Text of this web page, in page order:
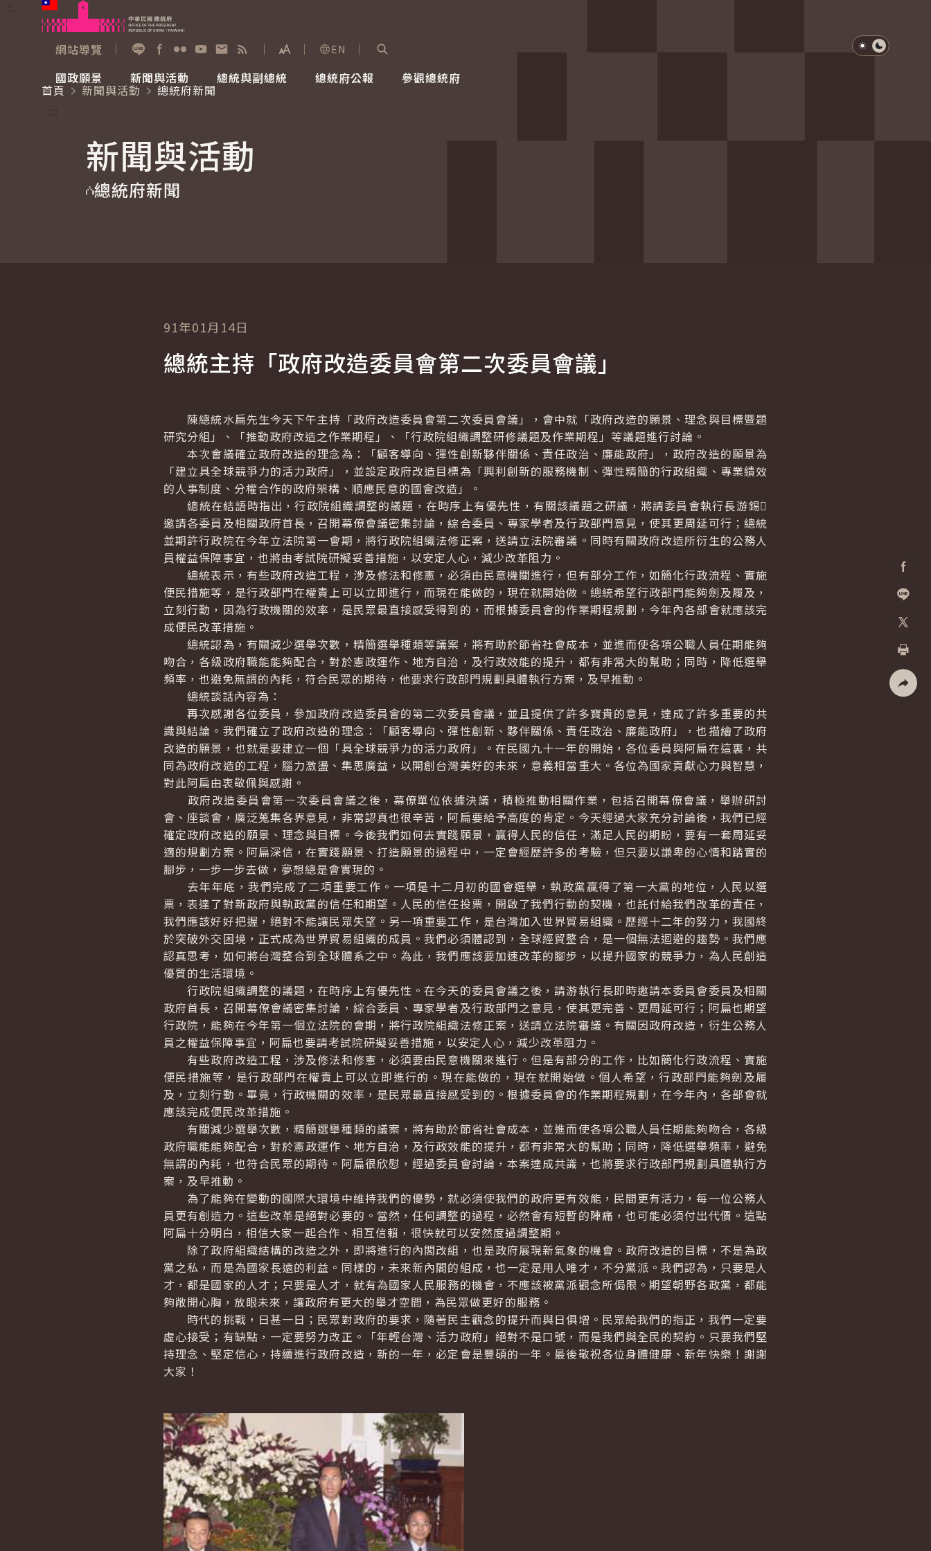
跳到主要內容
網站導覽
展開字級選單
EN
國政願景
國家氣候變遷對策委員會
重要談話
新聞與活動
總統府新聞
影音頻道
總統與副總統
賴清德總統
總統府公報 參觀總統府
參觀資訊
淺色模式
深色模式
首頁
新聞與活動
總統府新聞
新聞與活動
總統府新聞
加入好
列印
91年01月14日
總統主持「政府改造委員會第二次委員會議」
陳總統水扁先生今天下午主持「政府改造委員會第二次委員會議」，會中就「政府改造的願景、理念與目標暨題
研究分組」、「推動政府改造之作業期程」、「行政院組織調整研修議題及作業期程」等議題進行討論。
本次會議確立政府改造的理念為：「顧客導向、彈性創新夥伴關係、責任政治、廉能政府」，政府改造的願景為
「建立具全球競爭力的活力政府」，並設定政府改造目標為「興利創新的服務機制、彈性精簡的行政組織、專業績效
的人事制度、分權合作的政府架構、順應民意的國會改造」。
總統在結語時指出，行政院組織調整的議題，在時序上有優先性，有關該議題之研議，將請委員會執行長游錫
邀請各委員及相關政府首長，召開幕僚會議密集討論，綜合委員、專家學者及行政部門意見，使其更周延可行；總統
並期許行政院在今年立法院第一會期，將行政院組織法修正案，送請立法院審議。同時有關政府改造所衍生的公務人
員權益保障事宜，也將由考試院研擬妥善措施，以安定人心，減少改革阻力。
總統表示，有些政府改造工程，涉及修法和修憲，必須由民意機關進行，但有部分工作，如簡化行政流程、實施
便民措施等，是行政部門在權責上可以立即進行，而現在能做的，現在就開始做。總統希望行政部門能夠劍及履及，
立刻行動，因為行政機關的效率，是民眾最直接感受得到的，而根據委員會的作業期程規劃，今年內各部會就應該完
成便民改革措施。
總統認為，有關減少選舉次數，精簡選舉種類等議案，將有助於節省社會成本，並進而使各項公職人員任期能夠
吻合，各級政府職能能夠配合，對於憲政運作、地方自治，及行政效能的提升，都有非常大的幫助；同時，降低選舉
頻率，也避免無謂的內耗，符合民眾的期待，他要求行政部門規劃具體執行方案，及早推動。
總統談話內容為：
再次感謝各位委員，參加政府改造委員會的第二次委員會議，並且提供了許多寶貴的意見，達成了許多重要的共
識與結論。我們確立了政府改造的理念：「顧客導向、彈性創新、夥伴關係、責任政治、廉能政府」，也描繪了政府
改造的願景，也就是要建立一個「具全球競爭力的活力政府」。在民國九十一年的開始，各位委員與阿扁在這裏，共
同為政府改造的工程，腦力激盪、集思廣益，以開創台灣美好的未來，意義相當重大。各位為國家貢獻心力與智慧，
對此阿扁由衷敬佩與感謝。
政府改造委員會第一次委員會議之後，幕僚單位依據決議，積極推動相關作業，包括召開幕僚會議，舉辦研討
會、座談會，廣泛蒐集各界意見，非常認真也很辛苦，阿扁要給予高度的肯定。今天經過大家充分討論後，我們已經
確定政府改造的願景、理念與目標。今後我們如何去實踐願景，贏得人民的信任，滿足人民的期盼，要有一套周延妥
適的規劃方案。阿扁深信，在實踐願景、打造願景的過程中，一定會經歷許多的考驗，但只要以謙卑的心情和踏實的
腳步，一步一步去做，夢想總是會實現的。
去年年底，我們完成了二項重要工作。一項是十二月初的國會選舉，執政黨贏得了第一大黨的地位，人民以選
票，表達了對新政府與執政黨的信任和期望。人民的信任投票，開啟了我們行動的契機，也託付給我們改革的責任，
我們應該好好把握，絕對不能讓民眾失望。另一項重要工作，是台灣加入世界貿易組織。歷經十二年的努力，我國終
於突破外交困境，正式成為世界貿易組織的成員。我們必須體認到，全球經貿整合，是一個無法迴避的趨勢。我們應
認真思考，如何將台灣整合到全球體系之中。為此，我們應該要加速改革的腳步，以提升國家的競爭力，為人民創造
優質的生活環境。
行政院組織調整的議題，在時序上有優先性。在今天的委員會議之後，請游執行長即時邀請本委員會委員及相關
政府首長，召開幕僚會議密集討論，綜合委員、專家學者及行政部門之意見，使其更完善、更周延可行；阿扁也期望
行政院，能夠在今年第一個立法院的會期，將行政院組織法修正案，送請立法院審議。有關因政府改造，衍生公務人
員之權益保障事宜，阿扁也要請考試院研擬妥善措施，以安定人心，減少改革阻力。
有些政府改造工程，涉及修法和修憲，必須要由民意機關來進行。但是有部分的工作，比如簡化行政流程、實施
便民措施等，是行政部門在權責上可以立即進行的。現在能做的，現在就開始做。個人希望，行政部門能夠劍及履
及，立刻行動。畢竟，行政機關的效率，是民眾最直接感受到的。根據委員會的作業期程規劃，在今年內，各部會就
應該完成便民改革措施。
有關減少選舉次數，精簡選舉種類的議案，將有助於節省社會成本，並進而使各項公職人員任期能夠吻合，各級
政府職能能夠配合，對於憲政運作、地方自治，及行政效能的提升，都有非常大的幫助；同時，降低選舉頻率，避免
無謂的內耗，也符合民眾的期待。阿扁很欣慰，經過委員會討論，本案達成共識，也將要求行政部門規劃具體執行方
案，及早推動。
為了能夠在變動的國際大環境中維持我們的優勢，就必須使我們的政府更有效能，民間更有活力，每一位公務人
員更有創造力。這些改革是絕對必要的。當然，任何調整的過程，必然會有短暫的陣痛，也可能必須付出代價。這點
阿扁十分明白，相信大家一起合作、相互信賴，很快就可以安然度過調整期。
除了政府組織結構的改造之外，即將進行的內閣改組，也是政府展現新氣象的機會。政府改造的目標，不是為政
黨之私，而是為國家長遠的利益。同樣的，未來新內閣的組成，也一定是用人唯才，不分黨派。我們認為，只要是人
才，都是國家的人才；只要是人才，就有為國家人民服務的機會，不應該被黨派觀念所侷限。期望朝野各政黨，都能
夠敞開心胸，放眼未來，讓政府有更大的舉才空間，為民眾做更好的服務。
時代的挑戰，日甚一日；民眾對政府的要求，隨著民主觀念的提升而與日俱增。民眾給我們的指正，我們一定要
虛心接受；有缺點，一定要努力改正。「年輕台灣、活力政府」絕對不是口號，而是我們與全民的契約。只要我們堅
持理念、堅定信心，持續進行政府改造，新的一年，必定會是豐碩的一年。最後敬祝各位身體健康、新年快樂！謝謝
大家！